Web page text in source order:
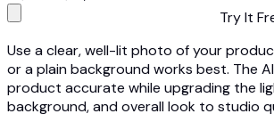
Try It
Use a clear, well-lit photo of your
or a plain background works best. The
product accurate while upgrading the
background, and overall look to studio